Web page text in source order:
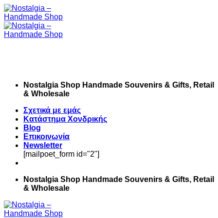
Skip
to
content
Nostalgia Shop Handmade Souvenirs & Gifts, Retail
& Wholesale
Σχετικά με εμάς
Κατάστημα Χονδρικής
Blog
Επικοινωνία
Newsletter
[mailpoet_form id="2"]
Nostalgia Shop Handmade Souvenirs & Gifts, Retail
& Wholesale